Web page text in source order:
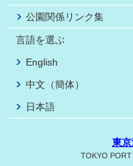
公園関係リンク集
言語を選ぶ
English
中文（簡体）
日本語
東
TOKYO